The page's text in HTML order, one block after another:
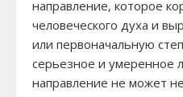
направление, которое
человеческого духа и
или первоначальную
серьезное и умеренное
направление не может